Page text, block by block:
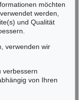
123
möchten
werden,
und Qualität
verwenden wir
verbessern
von Ihren